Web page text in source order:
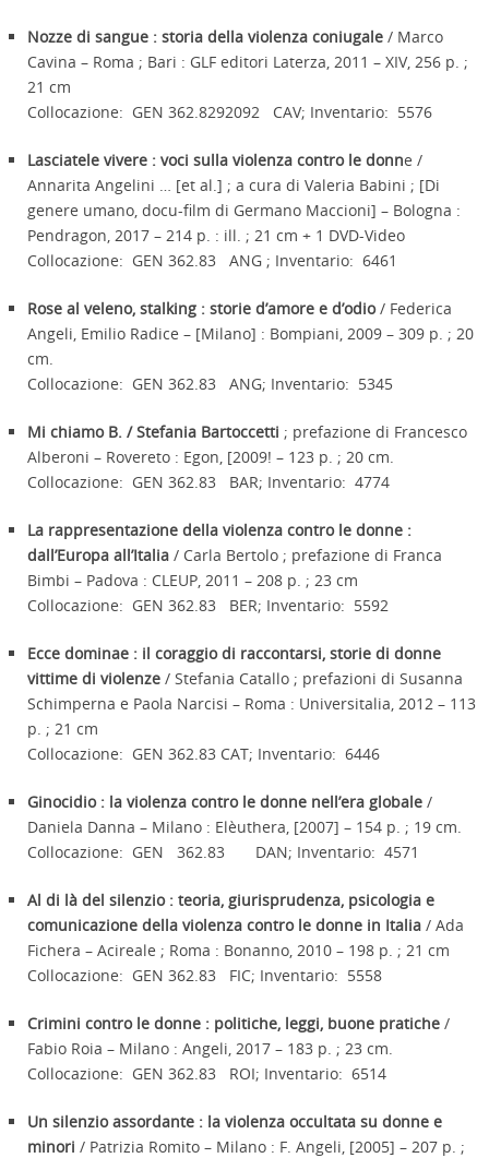
Nozze di sangue : storia della violenza coniugale / Marco
Cavina – Roma ; Bari : GLF editori Laterza, 2011 – XIV, 256 p. ;
21 cm
Collocazione: GEN 362.8292092 CAV; Inventario: 5576
Lasciatele vivere : voci sulla violenza contro le donne /
Annarita Angelini … [et al.] ; a cura di Valeria Babini ; [Di
genere umano, docu-film di Germano Maccioni] – Bologna :
Pendragon, 2017 – 214 p. : ill. ; 21 cm + 1 DVD-Video
Collocazione: GEN 362.83 ANG ; Inventario: 6461
Rose al veleno, stalking : storie d’amore e d’odio/ Federica
Angeli, Emilio Radice – [Milano] : Bompiani, 2009 – 309 p. ; 20
cm.
Collocazione: GEN 362.83 ANG; Inventario: 5345
Mi chiamo B. / Stefania Bartoccetti ; prefazione di Francesco
Alberoni – Rovereto : Egon, [2009! – 123 p. ; 20 cm.
Collocazione: GEN 362.83 BAR; Inventario: 4774
La rappresentazione della violenza contro le donne :
dall’Europa all’Italia / Carla Bertolo ; prefazione di Franca
Bimbi – Padova : CLEUP, 2011 – 208 p. ; 23 cm
Collocazione: GEN 362.83 BER; Inventario: 5592
Ecce dominae : il coraggio di raccontarsi, storie di donne
vittime di violenze / Stefania Catallo ; prefazioni di Susanna
Schimperna e Paola Narcisi – Roma : Universitalia, 2012 – 113
p. ; 21 cm
Collocazione: GEN 362.83 CAT; Inventario: 6446
Ginocidio : la violenza contro le donne nell’era globale /
Daniela Danna – Milano : Elèuthera, [2007] – 154 p. ; 19 cm.
Collocazione: GEN 362.83 DAN; Inventario: 4571
Al di là del silenzio : teoria, giurisprudenza, psicologia e
comunicazione della violenza contro le donne in Italia / Ada
Fichera – Acireale ; Roma : Bonanno, 2010 – 198 p. ; 21 cm
Collocazione: GEN 362.83 FIC; Inventario: 5558
Crimini contro le donne : politiche, leggi, buone pratiche /
Fabio Roia – Milano : Angeli, 2017 – 183 p. ; 23 cm.
Collocazione: GEN 362.83 ROI; Inventario: 6514
Un silenzio assordante : la violenza occultata su donne e
minori / Patrizia Romito – Milano : F. Angeli, [2005] – 207 p. ;